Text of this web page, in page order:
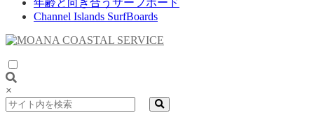
年齢と向き合うサーフボード
Channel Islands SurfBoards
×